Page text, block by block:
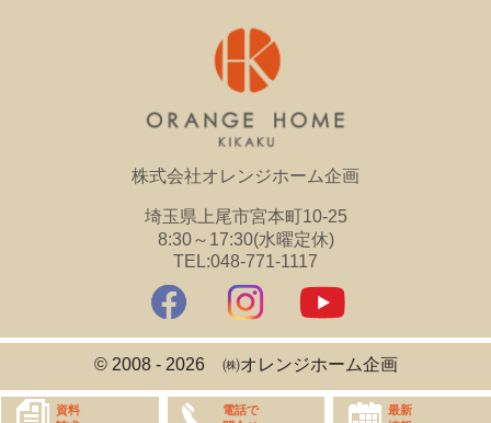
株式会社オレンジホーム企画
埼玉県上尾市宮本町10-25
8:30～17:30(水曜定休)
TEL:048-771-1117
© 2008 - 2026 ㈱オレンジホーム企画
最新
資料
電話で